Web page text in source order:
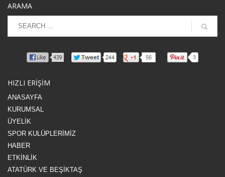
ARAMA
HIZLI ERİŞİM
ANASAYFA
KURUMSAL
ÜYELİK
SPOR KULÜPLERİMİZ
HABER
ETKİNLİK
ATATÜRK VE BEŞİKTAŞ